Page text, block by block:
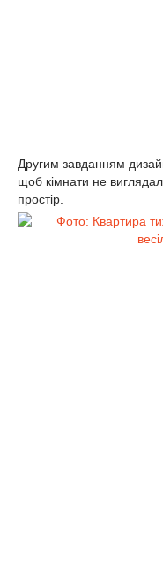
Другим завданням
щоб кімнати не
простір.